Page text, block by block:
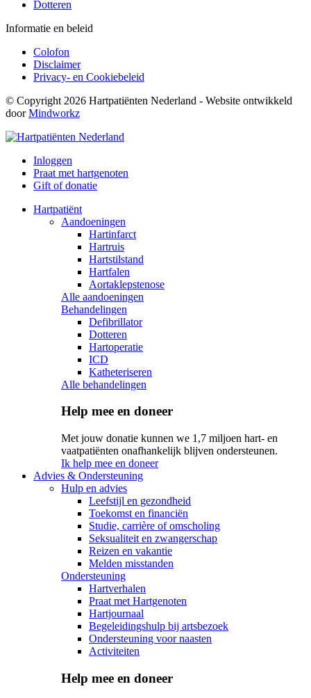
Dotteren
Informatie en beleid
Colofon
Disclaimer
Privacy- en Cookiebeleid
© Copyright 2026 Hartpatiënten Nederland - Website ontwikkeld
doorMindworkz
Inloggen
Praat met hartgenoten
Gift of donatie
Hartpatiënt
Aandoeningen
Hartinfarct
Hartruis
Hartstilstand
Hartfalen
Aortaklepstenose
Alle aandoeningen
Behandelingen
Defibrillator
Dotteren
Hartoperatie
ICD
Katheteriseren
Alle behandelingen
Help mee en doneer
Met jouw donatie kunnen we 1,7 miljoen hart- en
vaatpatiënten onafhankelijk blijven ondersteunen.
Ik help mee en doneer
Advies & Ondersteuning
Hulp en advies
Leefstijl en gezondheid
Toekomst en financiën
Studie, carrière of omscholing
Seksualiteit en zwangerschap
Reizen en vakantie
Melden misstanden
Ondersteuning
Hartverhalen
Praat met Hartgenoten
Hartjournaal
Begeleidingshulp bij artsbezoek
Ondersteuning voor naasten
Activiteiten
Help mee en doneer